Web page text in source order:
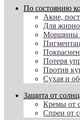
По состоянию
Акне,
Для
Морщины
Потеря
Против
Сухая и
Защита от
Кремы от
Спреи от